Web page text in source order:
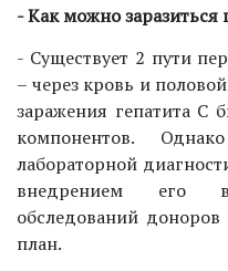
- Как можно заразиться
- Существует 2 пути
– через кровь и
заражения гепатита С
компонентов.
лабораторной
внедрением его
обследований
план.